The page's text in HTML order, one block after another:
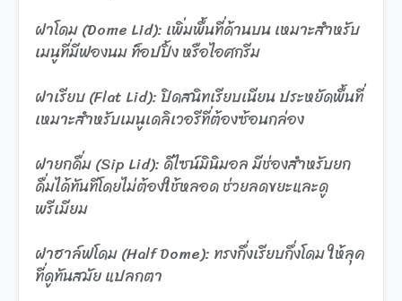
ฝาโดม (Dome Lid): เพิ่มพื้นที่ด้านบน เหมาะสำหรับ
เมนูที่มีฟองนม ท็อปปิ้ง หรือไอศกรีม
ฝาเรียบ (Flat Lid): ปิดสนิทเรียบเนียน ประหยัดพื้นที่
เหมาะสำหรับเมนูเดลิเวอรีที่ต้องซ้อนกล่อง
ฝายกดื่ม (Sip Lid): ดีไซน์มินิมอล มีช่องสำหรับยก
ดื่มได้ทันทีโดยไม่ต้องใช้หลอด ช่วยลดขยะและดู
พรีเมียม
ฝาฮาล์ฟโดม (Half Dome): ทรงกึ่งเรียบกึ่งโดม ให้ลุค
ที่ดูทันสมัย แปลกตา